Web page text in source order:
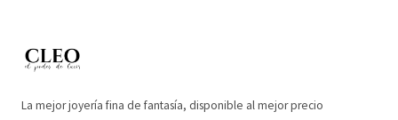
La mejor joyería fina de fantasía, disponible al mejor precio